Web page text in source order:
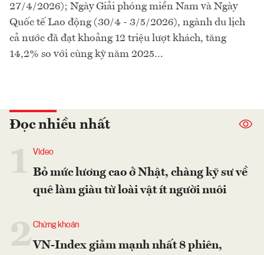
27/4/2026); Ngày Giải phóng miền Nam và Ngày
Quốc tế Lao động (30/4 - 3/5/2026), ngành du lịch
cả nước đã đạt khoảng 12 triệu lượt khách, tăng
14,2% so với cùng kỳ năm 2025...
Đọc nhiều nhất
Video
Bỏ mức lương cao ở Nhật, chàng kỹ sư về
quê làm giàu từ loài vật ít người nuôi
2Chứng khoán
VN-Index giảm mạnh nhất 8 phiên,